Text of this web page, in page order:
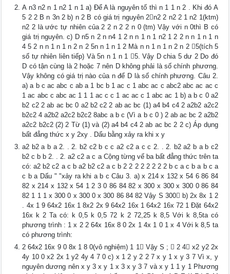
A n3 n2 n 1 n2 1 n 1 a) Để A là nguyên tố thì n 1 1 n 2 . Khi đó A
5 2 2 B n 3n 2 b) n 2 B có giá trị nguyên 2n2 2 n2 2 1 n2 1(ktm)
n2 2 là ước tự nhiên của 2 2 n 2 2 n 0 (tm) Vậy với n 0thì B có
giá trị nguyên. c) D n5 n 2 n n4 1 2 n n 1 n 1 n2 1 2 2 n n 1 n 1 n
4 5 2 n n 1 n 1 n 2 n 2 5n n 1 n 1 2 Mà n n 1 n 1 n 2 n 2 5(tích 5
số tự nhiên liên tiếp) Và 5n n 1 n 1 5. Vậy D chia 5 dư 2 Do đó
D có tận cùng là 2 hoặc 7 nên D không phải là số chính phương.
Vậy không có giá trị nào của n để D là số chính phương. Câu 2.
a) a b c ac abc c ab a 1 bc b 1 ac c 1 abc ac c abc2 abc ac ac c
1 ac abc c abc ac 1 1 1 ac c c 1 ac ac c 1 abc ac 1 b) a b c 0 a2
b2 c2 2 ab ac bc 0 a2 b2 c2 2 ab ac bc (1) a4 b4 c4 2 a2b2 a2c2
b2c2 4 a2b2 a2c2 b2c2 8abc a b c (Vì a b c 0 ) 2 ab ac bc 2 a2b2
a2c2 b2c2 (2) 2 Từ (1) và (2) a4 b4 c4 2 ab ac bc 2 2 c) Áp dụng
bất đẳng thức x y 2xy . Dấu bằng xảy ra khi x y
a2 b2 a b a 2. . 2. b2 c2 b c c a2 c2 a c c 2. . 2. b2 a2 b a b c2
b2 c b b 2. . 2. a2 c2 a c a Cộng từng vế ba bất đẳng thức trên ta
có: a2 b2 c2 a c b a2 b2 c2 a c b 2 2 2 2 2 2 2 2 b c a c b a b c a
c b a Dấu " "xảy ra khi a b c Câu 3. a) x 214 x 132 x 54 6 86 84
82 x 214 x 132 x 54 1 2 3 0 86 84 82 x 300 x 300 x 300 0 86 84
82 1 1 1 x 300 0 x 300 0 x 300 86 84 82 Vậy S 300 b) 2x 8x 1 2
. 4x 1 9 64x2 16x 1 8x2 2x 9 64x2 16x 1 64x2 16x 72 1 Đặt 64x2
16x k 2 Ta có: k 0,5 k 0,5 72 k 2 72,25 k 8,5 Với k 8,5ta có
phương trình : 1 x 2 2 64x 16x 8 0 2x 1 4x 1 0 1 x 4 Với k 8,5 ta
có phương trình:
2 64x2 16x 9 0 8x 1 8 0(vô nghiệm) 1 1 Vậy S ;  2 4 x2 y2 2x
4y 10 0 x2 2x 1 y2 4y 4 7 0 c) x 1 2 y 2 2 7 x y 1 x y 3 7 Vì x, y
nguyên dương nên x y 3 x y 1 x 3 x y 3 7 và x y 1 1 y 1 Phương